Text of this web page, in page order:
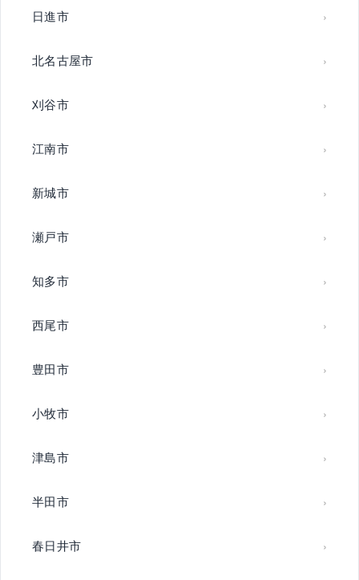
日進市
北名古屋市
刈谷市
江南市
新城市
瀬戸市
知多市
西尾市
豊田市
小牧市
津島市
半田市
春日井市